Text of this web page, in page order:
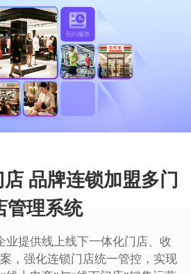
品牌连锁加盟多门
管理系统
业提供线上线下一体化门店、收
，强化连锁门店统一管控，实现